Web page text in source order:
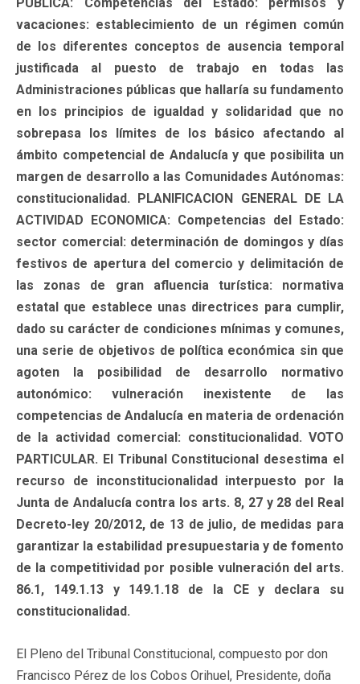
vacaciones: establecimiento de un régimen común
de los diferentes conceptos de ausencia temporal
justificada al puesto de trabajo en todas las
Administraciones públicas que hallaría su fundamento
en los principios de igualdad y solidaridad que no
sobrepasa los límites de los básico afectando al
ámbito competencial de Andalucía y que posibilita un
margen de desarrollo a las Comunidades Autónomas:
constitucionalidad. PLANIFICACION GENERAL DE LA
ACTIVIDAD ECONOMICA: Competencias del Estado:
sector comercial: determinación de domingos y días
festivos de apertura del comercio y delimitación de
las zonas de gran afluencia turística: normativa
estatal que establece unas directrices para cumplir,
dado su carácter de condiciones mínimas y comunes,
una serie de objetivos de política económica sin que
agoten la posibilidad de desarrollo normativo
autonómico: vulneración inexistente de las
competencias de Andalucía en materia de ordenación
de la actividad comercial: constitucionalidad. VOTO
PARTICULAR. El Tribunal Constitucional desestima el
recurso de inconstitucionalidad interpuesto por la
Junta de Andalucía contra los arts. 8, 27 y 28 del Real
Decreto-ley 20/2012, de 13 de julio, de medidas para
garantizar la estabilidad presupuestaria y de fomento
de la competitividad por posible vulneración del arts.
86.1, 149.1.13 y 149.1.18 de la CE y declara su
constitucionalidad.
El Pleno del Tribunal Constitucional, compuesto por don
Francisco Pérez de los Cobos Orihuel, Presidente, doña